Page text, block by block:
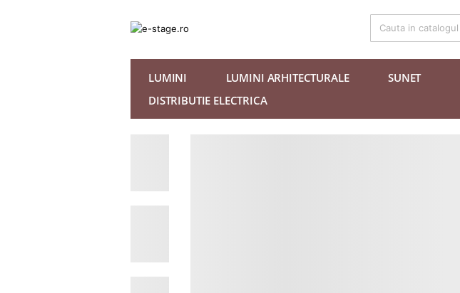
LUMINI LUMINI ARHITECTURALE SUNET
DISTRIBUTIE ELECTRICA